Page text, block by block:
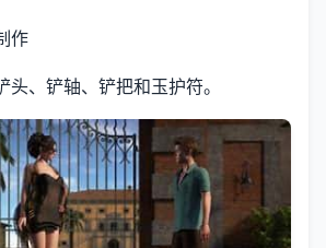
作
头、铲轴、铲把和玉护符。